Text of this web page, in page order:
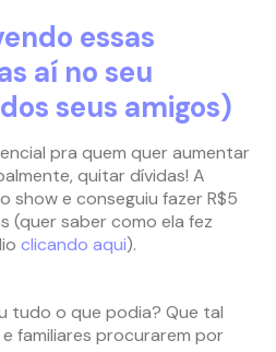
essas
aí no seu
seus amigos)
pra quem quer aumentar
quitar dívidas! A
show e conseguiu fazer R$5
(quer saber como ela fez
clicando aqui).
tudo o que podia? Que tal
familiares procurarem por